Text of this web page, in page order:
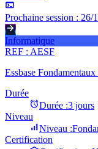
Prochaine session : 26/
Informatique
REF : AESF
Essbase
Durée
Durée :3 jours
Niveau
Niveau :
Certification